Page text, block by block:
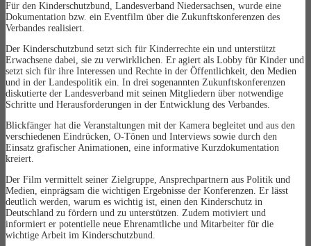
Für den Kinderschutzbund, Landesverband Niedersachsen, wurde eine
Dokumentation bzw. ein Eventfilm über die Zukunftskonferenzen des
Verbandes realisiert.
Der Kinderschutzbund setzt sich für Kinderrechte ein und unterstützt
Erwachsene dabei, sie zu verwirklichen. Er agiert als Lobby für Kinder und
setzt sich für ihre Interessen und Rechte in der Öffentlichkeit, den Medien
und in der Landespolitik ein. In drei sogenannten Zukunftskonferenzen
diskutierte der Landesverband mit seinen Mitgliedern über notwendige
Schritte und Herausforderungen in der Entwicklung des Verbandes.
Blickfänger hat die Veranstaltungen mit der Kamera begleitet und aus den
verschiedenen Eindrücken, O-Tönen und Interviews sowie durch den
Einsatz grafischer Animationen, eine informative Kurzdokumentation
kreiert.
Der Film vermittelt seiner Zielgruppe, Ansprechpartnern aus Politik und
Medien, einprägsam die wichtigen Ergebnisse der Konferenzen. Er lässt
deutlich werden, warum es wichtig ist, einen den Kinderschutz in
Deutschland zu fördern und zu unterstützen. Zudem motiviert und
informiert er potentielle neue Ehrenamtliche und Mitarbeiter für die
wichtige Arbeit im Kinderschutzbund.